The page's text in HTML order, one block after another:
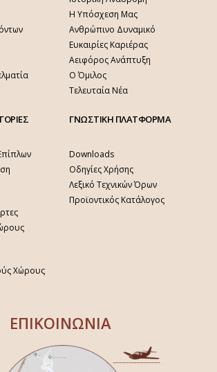
Η Υπόσχεση Μας
Ανθρώπινο Δυναμικό
Ευκαιρίες Καριέρας
Αειφόρος Ανάπτυξη
Ο Όμιλος
Τελευταία Νέα
Χώρους
ΓΝΩΣΤΙΚΗ ΠΛΑΤΦΟΡΜΑ
Downloads
Οδηγίες Χρήσης
Λεξικό Τεχνικών Όρων
Προϊοντικός Κατάλογος
ΕΠΙΚΟΙΝΩΝΙΑ